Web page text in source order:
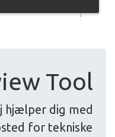
Tool
hjælper dig med
for tekniske